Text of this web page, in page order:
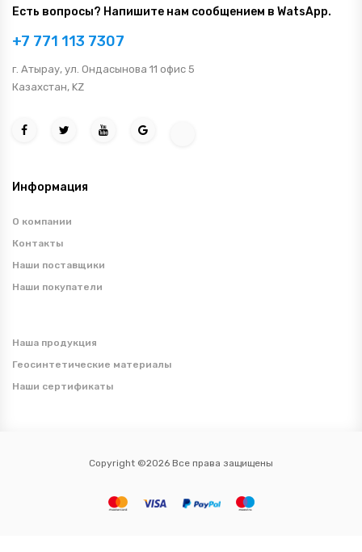
Есть вопросы? Напишите нам сообщением в WatsApp.
+7 771 113 7307
г. Атырау, ул. Ондасынова 11 офис 5
Казахстан, KZ
Информация
О компании
Контакты
Наши поставщики
Наши покупатели
Наша продукция
Геосинтетические материалы
Наши сертификаты
Copyright ©2026 Все права защищены